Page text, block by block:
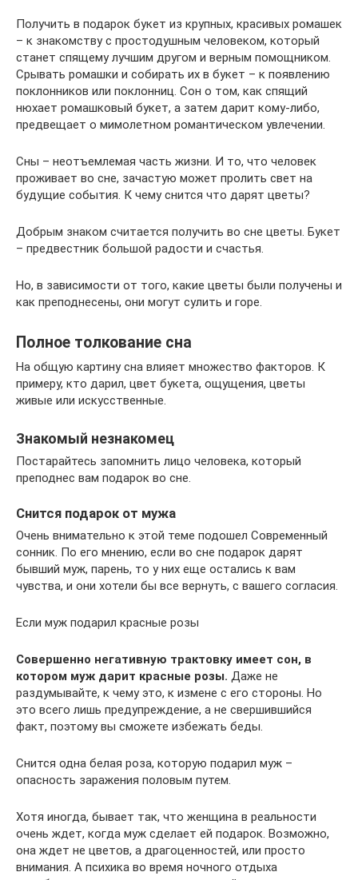
Получить в подарок букет из крупных, красивых ромашек
– к знакомству с простодушным человеком, который
станет спящему лучшим другом и верным помощником.
Срывать ромашки и собирать их в букет – к появлению
поклонников или поклонниц. Сон о том, как спящий
нюхает ромашковый букет, а затем дарит кому-либо,
предвещает о мимолетном романтическом увлечении.
Сны – неотъемлемая часть жизни. И то, что человек
проживает во сне, зачастую может пролить свет на
будущие события. К чему снится что дарят цветы?
Добрым знаком считается получить во сне цветы. Букет
– предвестник большой радости и счастья.
Но, в зависимости от того, какие цветы были получены и
как преподнесены, они могут сулить и горе.
Полное толкование сна
На общую картину сна влияет множество факторов. К
примеру, кто дарил, цвет букета, ощущения, цветы
живые или искусственные.
Знакомый незнакомец
Постарайтесь запомнить лицо человека, который
преподнес вам подарок во сне.
Снится подарок от мужа
Очень внимательно к этой теме подошел Современный
сонник. По его мнению, если во сне подарок дарят
бывший муж, парень, то у них еще остались к вам
чувства, и они хотели бы все вернуть, с вашего согласия.
Если муж подарил красные розы
Совершенно негативную трактовку имеет сон, в
котором муж дарит красные розы. Даже не
раздумывайте, к чему это, к измене с его стороны. Но
это всего лишь предупреждение, а не свершившийся
факт, поэтому вы сможете избежать беды.
Снится одна белая роза, которую подарил муж –
опасность заражения половым путем.
Хотя иногда, бывает так, что женщина в реальности
очень ждет, когда муж сделает ей подарок. Возможно,
она ждет не цветов, а драгоценностей, или просто
внимания. А психика во время ночного отдыха